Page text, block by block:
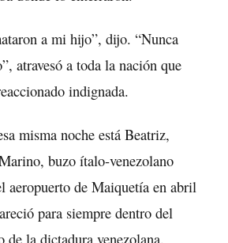
a mi hijo”, dijo. “Nunca
atravesó a toda la nación que
indignada.
misma noche está Beatriz,
buzo ítalo-venezolano
aeropuerto de Maiquetía en abril
para siempre dentro del
de la dictadura venezolana.